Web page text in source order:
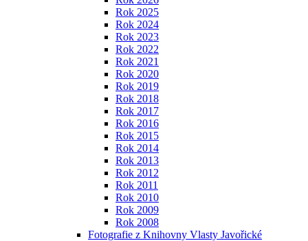
Rok 2025
Rok 2024
Rok 2023
Rok 2022
Rok 2021
Rok 2020
Rok 2019
Rok 2018
Rok 2017
Rok 2016
Rok 2015
Rok 2014
Rok 2013
Rok 2012
Rok 2011
Rok 2010
Rok 2009
Rok 2008
Fotografie z Knihovny Vlasty Javořické